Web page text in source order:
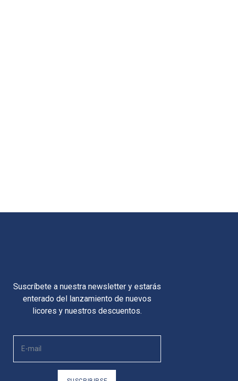
Suscríbete a nuestra newsletter y estarás
enterado del lanzamiento de nuevos
licores y nuestros descuentos.